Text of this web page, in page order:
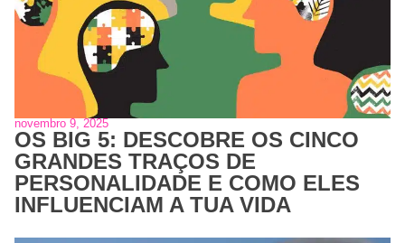
novembro 9, 2025
OS BIG 5: DESCOBRE OS CINCO
GRANDES TRAÇOS DE
PERSONALIDADE E COMO ELES
INFLUENCIAM A TUA VIDA